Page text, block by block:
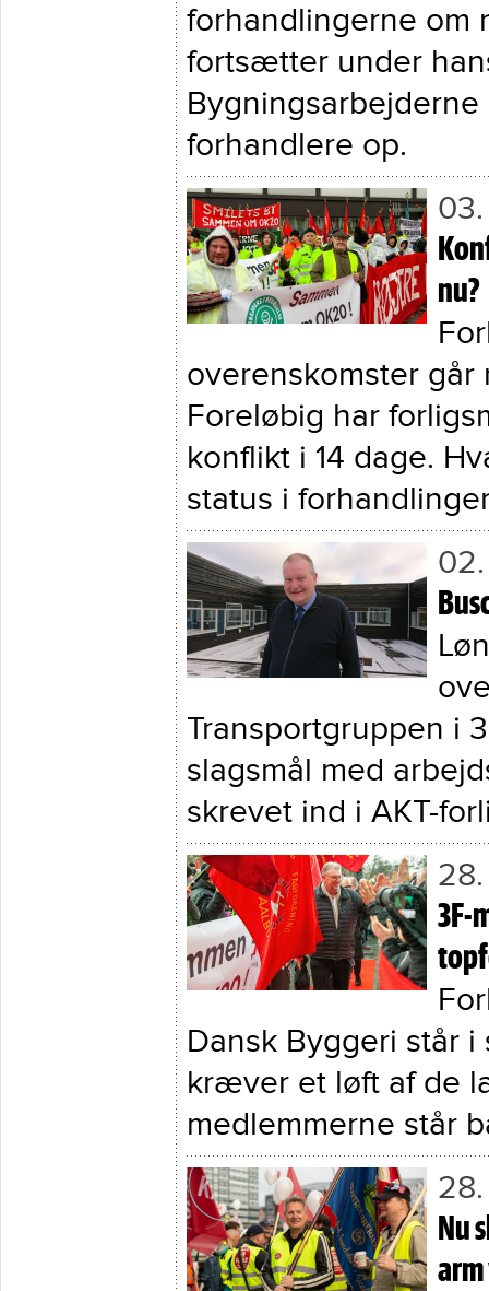
forhandlingerne om
fortsætter under
forhandlere op.
nu?
overenskomster
Foreløbig har
konflikt i 14 dage.
status i
Transportgruppen i
slagsmål med
skrevet ind i AKT-
3F-
Dansk Byggeri står
kræver et løft af de
medlemmerne står
Nu